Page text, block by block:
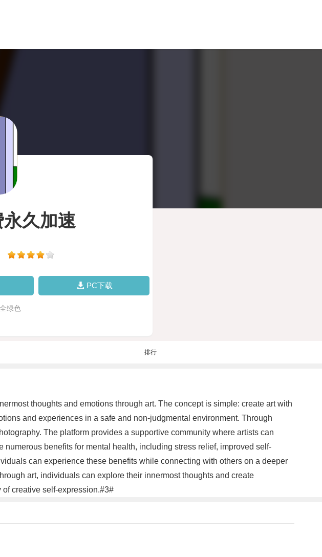
久加速
PC下载
绿色
排行
thoughts and emotions through art. The concept is simple: create art with
and experiences in a safe and non-judgmental environment. Through
The platform provides a supportive community where artists can
benefits for mental health, including stress relief, improved self-
can experience these benefits while connecting with others on a deeper
art, individuals can explore their innermost thoughts and create
creative self-expression.#3#